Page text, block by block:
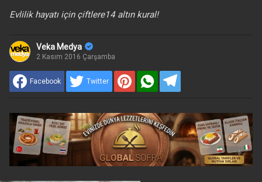
Evlilik hayatı için çiftlere14 altın kural!
Veka Medya
2 Kasım 2016 Çarşamba
Facebook Twitter